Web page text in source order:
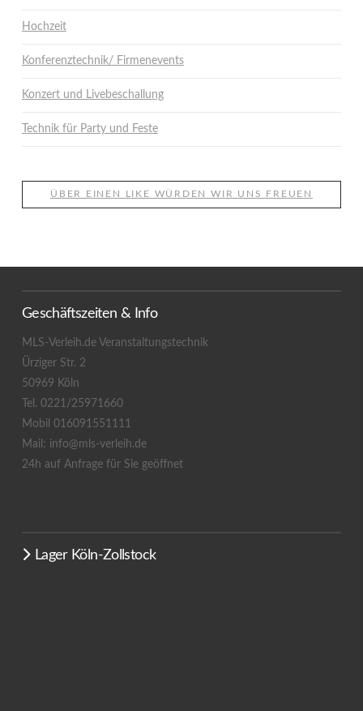
Hochzeit
Konferenztechnik/ Firmenevents
Konzert und Livebeschallung
Technik für Party und Feste
ÜBER EINEN LIKE WÜRDEN WIR UNS FREUEN
Geschäftszeiten & Info
MLS-Verleih.de Veranstaltungstechnik
Ürziger Str. 2
50969 Köln
Tel. 0221/25971660
Mobil 016091551111
Mail: info@mls-verleih.de
24h auf Anfrage für Sie geöffnet
Lager Köln-Zollstock